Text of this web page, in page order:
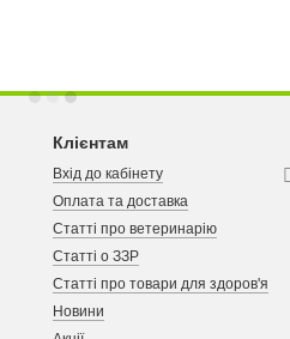
Клієнтам
Вхід до кабінету
Оплата та доставка
Статті про ветеринарію
Статті о ЗЗР
Статті про товари для здоров'я
Новини